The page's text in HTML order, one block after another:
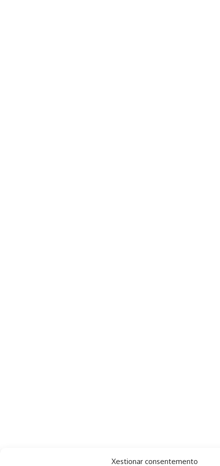
Xestionar consentemento